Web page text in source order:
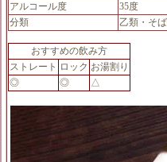
アルコール度
35度
分類
乙類・そ
おすすめの飲み方
ストレート ロック お湯割り
◎
◎ △